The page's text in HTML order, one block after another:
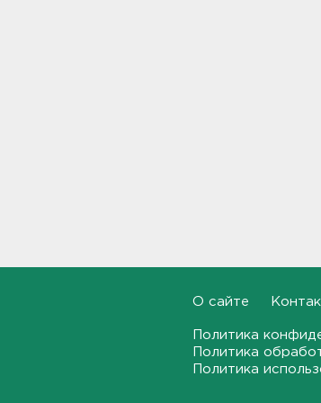
Тройняшек выписали из
перинатального центра
О сайте
Политика
Политика
Политика